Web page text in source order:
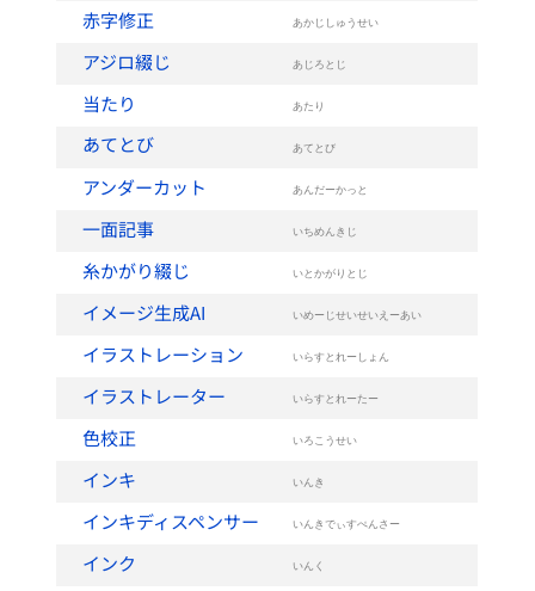
赤字修正 あかじしゅうせい
アジロ綴じ あじろとじ
当たり あたり
あてとび あてとび
アンダーカット あんだーかっと
一面記事 いちめんきじ
糸かがり綴じ いとかがりとじ
イメージ生成AI いめーじせいせいえーあい
イラストレーション いらすとれーしょん
イラストレーター いらすとれーたー
色校正 いろこうせい
インキ いんき
インキディスペンサー いんきでぃすぺんさー
インク いんく